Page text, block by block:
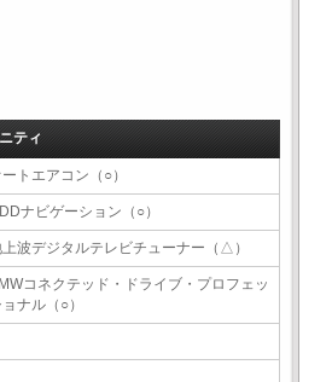
ティ
ートエアコン（○）
ナビゲーション（○）
波デジタルテレビチューナー（△）
コネクテッド・ドライブ・プロフェッ
ナル（○）